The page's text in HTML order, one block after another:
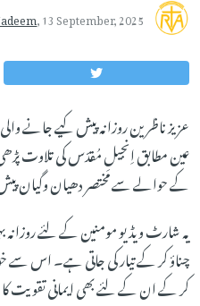
,13 September, 2025
عزیز ناظرین روزانہ پیش کیے جانے
عین مطابق اِنجیلِ مُقدّس کی تلاوت
کے حوالے سے مختصر دھیان وگیان
یہ شارٹ ویڈیو مومنین کے لئے
چناؤ کر کے تیار کی جاتی ہے۔ اس سے
کر کے ان کے لئے بھی ایمانی تقویت